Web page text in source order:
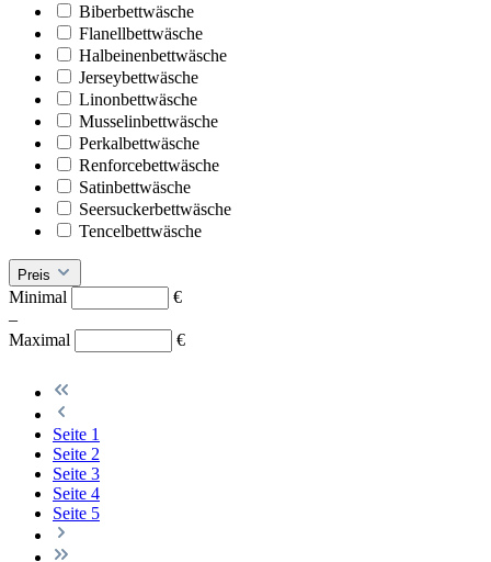
Biberbettwäsche
Flanellbettwäsche
Halbeinenbettwäsche
Jerseybettwäsche
Linonbettwäsche
Musselinbettwäsche
Perkalbettwäsche
Renforcebettwäsche
Satinbettwäsche
Seersuckerbettwäsche
Tencelbettwäsche
Preis
Minimal
€
–
Maximal
€
Seite 1
Seite 2
Seite 3
Seite 4
Seite 5